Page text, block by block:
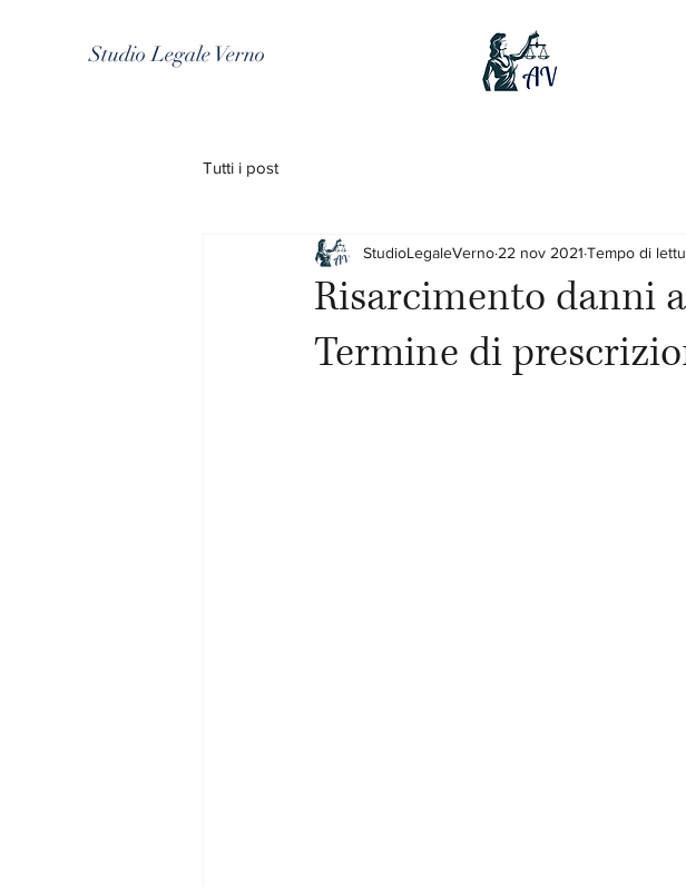
Studio Legale Verno
Tutti i post
Risarcimento danni
Termine di
StudioLegaleVerno 22 nov 2021 Tempo di